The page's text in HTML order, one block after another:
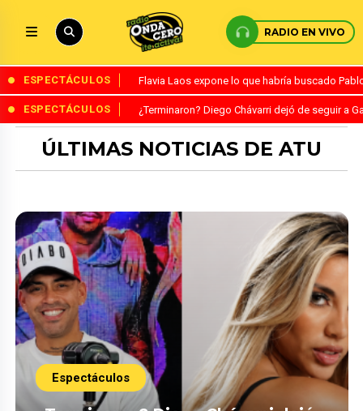
RADIO EN VIVO
ESPECTÁCULOS Flavia Laos expone lo que habría buscado
ESPECTÁCULOS ¿Terminaron? Diego Chávarri dejó de seguir a
ÚLTIMAS NOTICIAS DE ATU
Espectáculos